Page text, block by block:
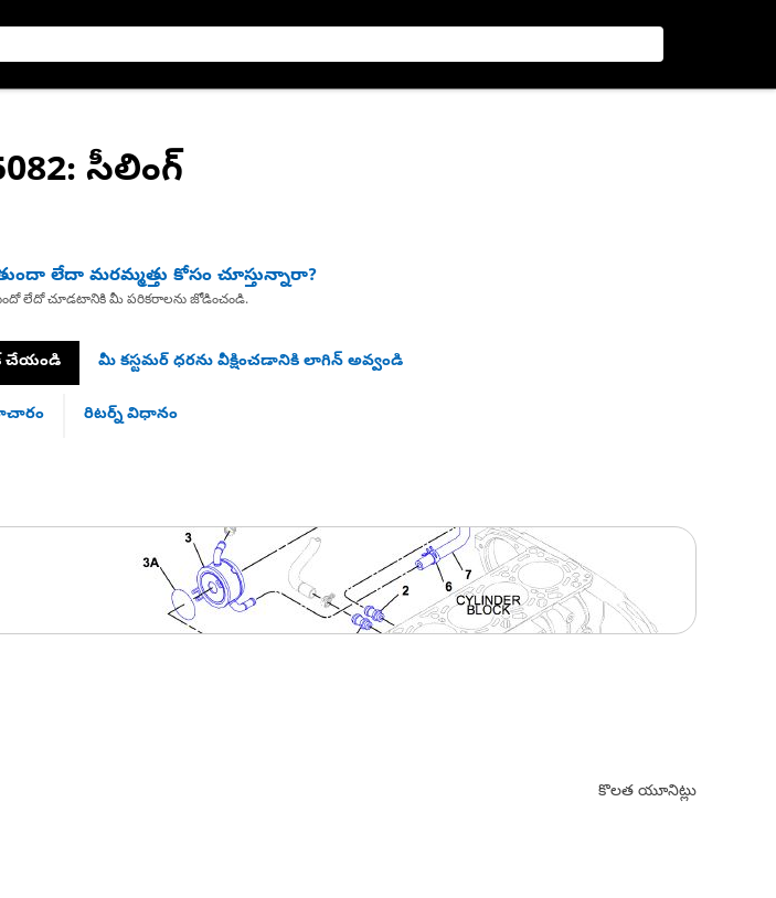
: సీలింగ్
లేదా మరమ్మత్తు కోసం చూస్తున్నారా?
లేదో చూడటానికి మీ పరికరాలను జోడించండి.
చేయండి మీ కస్టమర్ ధరను వీక్షించడానికి లాగిన్ అవ్వండి
రిటర్న్ విధానం
కొలత యూనిట్లు